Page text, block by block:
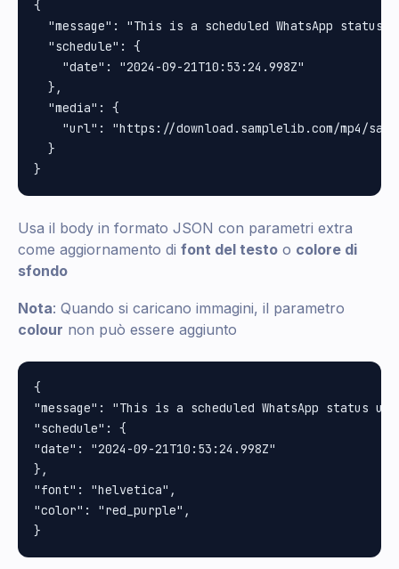
{
"message": "This is a scheduled WhatsApp status
  "schedule": {
    "date": "2024-09-21T10:53:24.998Z"
  },
  "media": {
"url": "https://download.samplelib.com/mp4/
  }
Usa il body in formato JSON con parametri extra
come aggiornamento di font del testo o colore di
sfondo
Nota: Quando si caricano immagini, il parametro
colour non può essere aggiunto
{
"message": "This is a scheduled WhatsApp status
"schedule": {
"date": "2024-09-21T10:53:24.998Z"
},
"font": "helvetica",
"color": "red_purple",